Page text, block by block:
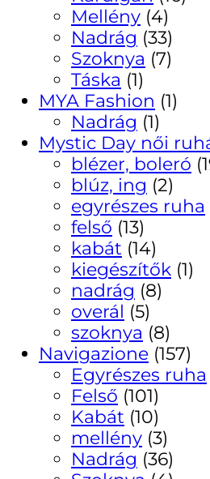
Mellény (4)
Nadrág (33)
Szoknya (7)
Táska (1)
MYA Fashion (1)
Nadrág (1)
Mystic Day női
blézer, boleró
blúz, ing (2)
egyrészes ruha
felső (13)
kabát (14)
kiegészítők (1)
nadrág (8)
overál (5)
szoknya (8)
Navigazione (157)
Egyrészes ruha
Felső (101)
Kabát (10)
mellény (3)
Nadrág (36)